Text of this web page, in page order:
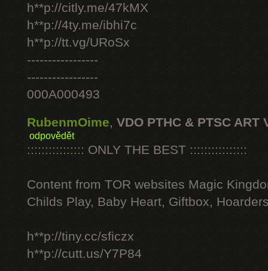
h**p://citly.me/47kMX
h**p://4ty.me/ibhi7c
h**p://tt.vg/URoSx
-----------------
-----------------
000A000493
RubenmOime, VDO PTHC & PTSC ART
odpovědět
:::::::::::::::: ONLY THE BEST ::::::::::::::::
Content from TOR websites Magic
Childs Play, Baby Heart, Giftbox,
h**p://tiny.cc/sficzx
h**p://cutt.us/Y7P84